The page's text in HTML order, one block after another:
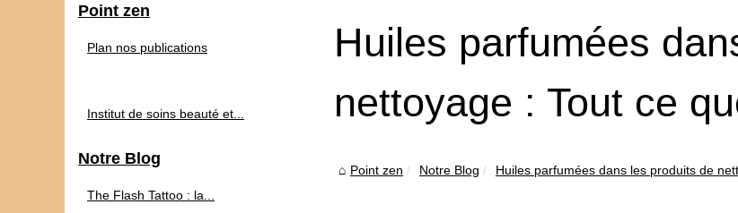
Huiles parfumées
nettoyage : Tout ce
Point zen Notre Blog Huiles parfumées dans les produits de
Point zen
Plan nos publications
Institut de soins beauté et...
Notre Blog
The Flash Tattoo : la...